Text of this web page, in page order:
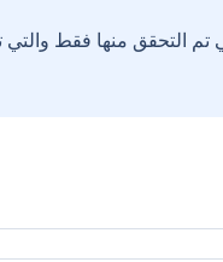
التحقق منها فقط